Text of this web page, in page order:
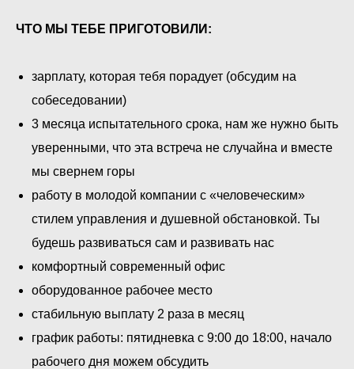
ЧТО МЫ ТЕБЕ ПРИГОТОВИЛИ:
зарплату, которая тебя порадует (обсудим на
собеседовании)
3 месяца испытательного срока, нам же нужно быть
уверенными, что эта встреча не случайна и вместе
мы свернем горы
работу в молодой компании с «человеческим»
стилем управления и душевной обстановкой. Ты
будешь развиваться сам и развивать нас
комфортный современный офис
оборудованное рабочее место
стабильную выплату 2 раза в месяц
график работы: пятидневка с 9:00 до 18:00, начало
рабочего дня можем обсудить